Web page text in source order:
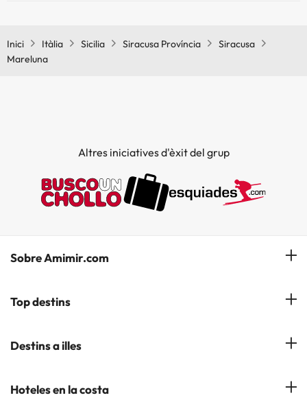
Inici Itàlia Sicilia Siracusa Província
Siracusa
Mareluna
Altres iniciatives d'èxit del grup
Sobre Amimir.com
¿Qui som?
Opinions
Top destins
Hotels a Salou
Hotels a Andorra la Vella
Destins a illes
Hotels a les Illes Balears
Hoteles en la costa